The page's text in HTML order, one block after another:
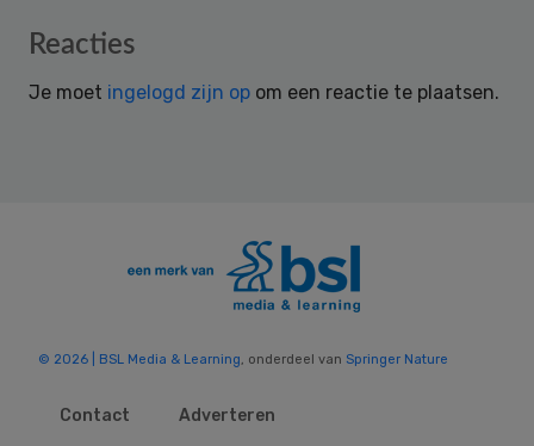
Reader
Reacties
Je moet ingelogd zijn op om een reactie te plaatsen.
© 2026 | BSL Media & Learning, onderdeel van Springer Nature
Contact
Adverteren